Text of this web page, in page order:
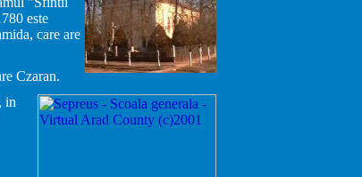
este
care are
Czaran.
in